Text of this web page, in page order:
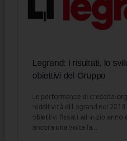
Legrand: i risultati, lo
obiettivi del Gruppo
Le performance di crescita
redditività di Legrand nel
obiettivi fissati ad inizio anno
ancora una volta la…